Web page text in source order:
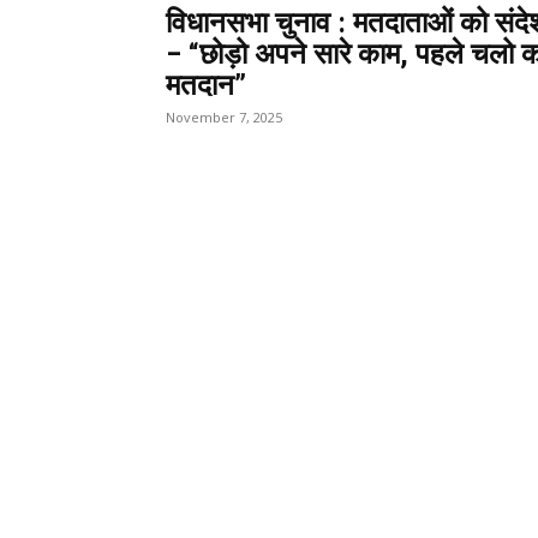
विधानसभा चुनाव : मतदाताओं को
– “छोड़ो अपने सारे काम, पहले चलो
मतदान”
November 7, 2025